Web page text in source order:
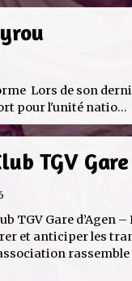
Lors de son
pour l'unité natio...
TGV Gare
TGV Gare d’Agen
et anticiper les
rassemble